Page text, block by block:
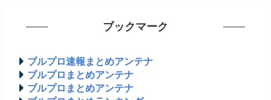
ブックマーク
ブルプロ速報まとめアンテナ
ブルプロまとめアンテナ
ブルプロまとめアンテナ